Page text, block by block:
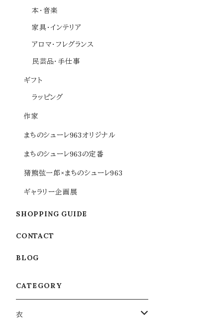
本・音楽
家具・インテリア
アロマ・フレグランス
民芸品・手仕事
ギフト
ラッピング
作家
まちのシューレ963オリジナル
まちのシューレ963の定番
猪熊弦一郎×まちのシューレ963
ギャラリー企画展
SHOPPING GUIDE
CONTACT
BLOG
CATEGORY
衣